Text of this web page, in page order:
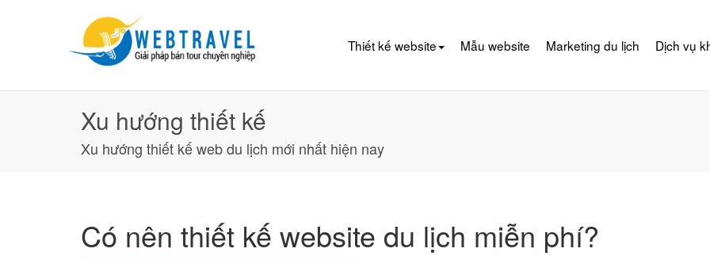
Thiết kế website Mẫu website Marketing du lịch Dịch vụ
Xu hướng thiết kế
Xu hướng thiết kế web du lịch mới nhất hiện nay
Có nên thiết kế website du lịch miễn phí?